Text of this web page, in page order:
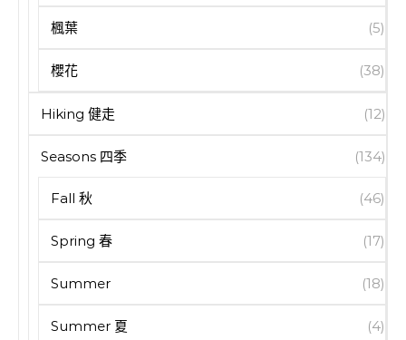
楓葉 (5)
櫻花 (38)
Hiking 健走 (12)
Seasons 四季 (134)
Fall 秋 (46)
Spring 春 (17)
Summer (18)
Summer 夏 (4)